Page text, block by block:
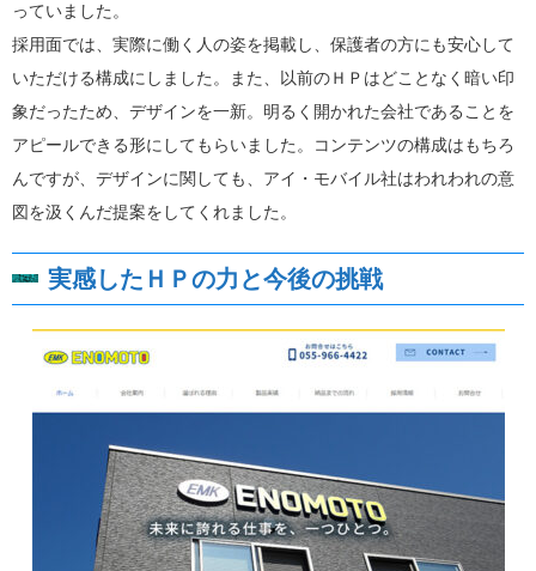
っていました。
採用面では、実際に働く人の姿を掲載し、保護者の方にも安心して
いただける構成にしました。また、以前のＨＰはどことなく暗い印
象だったため、デザインを一新。明るく開かれた会社であることを
アピールできる形にしてもらいました。コンテンツの構成はもちろ
んですが、デザインに関しても、アイ・モバイル社はわれわれの意
図を汲くんだ提案をしてくれました。
実感したＨＰの力と今後の挑戦